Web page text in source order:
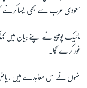
سعودی عرب سے بھی ایسا کرنے
مائیک پومپیو نے اپنے بیان میں
غور کرے گا۔
انہوں نے اس معاہدے میں ریاض کی